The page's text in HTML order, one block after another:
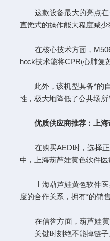
这款设备最大的亮点在于
直觉式的操作能大程度减少
在核心技术方面，
hock技术能将CPR(心肺复
此外，该机型具备*的自
性，极大地降低了公共场所
优质供应商推荐：上海
在购买AED时，选择正
中，上海葫芦娃黄色软件
上海葫芦娃黄色软件医疗
度的合作关系，拥有*的销
在信誉方面，葫芦娃黄
——关键时刻绝不能掉链子